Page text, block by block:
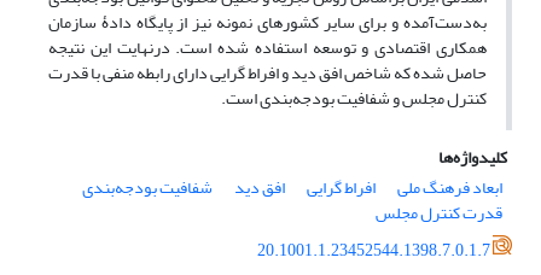
به‌دست‌آمده و برای سایر کشورهای نمونه نیز از پایگاه دادۀ سازمان
همکاری اقتصادی و توسعه استفاده‌ شده است. درنهایت این نتیجه
حاصل شده که شاخص افق‌ دید و افراط‌‌ گرایی دارای رابطه منفی با قدرت
کنترل مجلس و شفافیت بودجه‌بندی است.
کلیدواژه‌ها
ابعاد فرهنگ ملی
افراط گرایی افق دید شفافیت بودجه‌بندی
قدرت‌ کنترل‌ مجلس
20.1001.1.23452544.1398.7.0.1.7